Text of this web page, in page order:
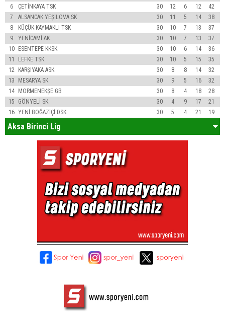
6
ÇETİNKAYA TSK 30 12 6 12
42
7
ALSANCAK YEŞİLOVA SK 30 11 5 14
38
8
KÜÇÜK KAYMAKLI TSK 30 10 7 13
37
9
YENİCAMİ AK 30 10 7 13
37
10 ESENTEPE KKSK 30 10 6 14
36
11
LEFKE TSK 30 10 5 15
35
12
KARŞIYAKA ASK 30 8 8 14
32
13
MESARYA SK 30 9 5 16
32
14 MORMENEKŞE GB 30 8 4 18
28
15
GÖNYELİ SK 30 4 9 17
21
16 YENİ BOĞAZİÇİ DSK 30 5 4 21 19
Aksa Birinci Lig